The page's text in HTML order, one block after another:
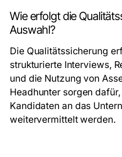
Wie erfolgt die
Auswahl?
Die Qualitätssicherung
strukturierte Interviews,
und die Nutzung von
Headhunter sorgen
Kandidaten an das
weitervermittelt werden.